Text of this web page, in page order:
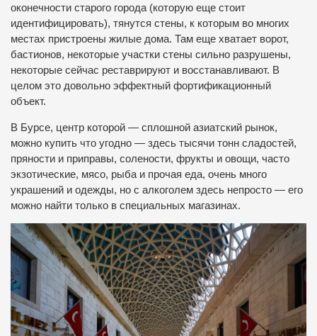
оконечности старого города (которую еще стоит
идентифицировать), тянутся стены, к которым во многих
местах пристроены жилые дома. Там еще хватает ворот,
бастионов, некоторые участки стены сильно разрушены,
некоторые сейчас реставрируют и восстанавливают. В
целом это довольно эффектный фортификационный
объект.
В Бурсе, центр которой — сплошной азиатский рынок,
можно купить что угодно — здесь тысячи тонн сладостей,
пряности и приправы, солености, фрукты и овощи, часто
экзотические, мясо, рыба и прочая еда, очень много
украшений и одежды, но с алкоголем здесь непросто — его
можно найти только в специальных магазинах.